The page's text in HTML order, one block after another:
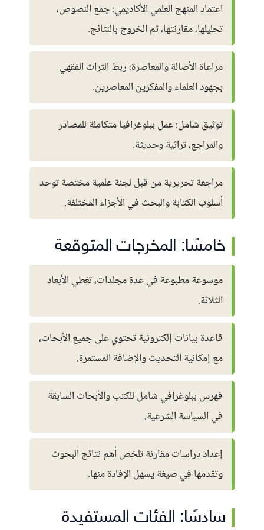
اعتماد المنهج العلمي الأكاديمي: جمع النصوص،
تحليلها، مقارنتها، ثم الخروج بالنتائج.
مراعاة الأصالة والمعاصرة: ربط التراث الفقهي
بجهود العلماء والمفكرين المعاصرين.
توثيق شامل: عمل ببلوغرافيا متكاملة للمصادر
والمراجع، تراثية وحديثة.
مراجعة تحريرية من قبل لجنة علمية مختصة توحد
أسلوب الكتابة والبحث في الأجزاء المختلفة.
خامسًا: المخرجات المتوقعة
موسوعة مطبوعة في عدة مجلدات، تغطي الأبعاد
الثلاثة.
قاعدة بيانات إلكترونية تحتوي على جميع الأبحاث،
مع إمكانية التحديث والإضافة المستمرة.
فهرس ببلوغرافي شامل للكتب والأبحاث السابقة
في السياسة الشرعية.
إعداد دراسات مقارنة تلخص أهم نتائج البحوث
وتقدمها في صيغة يسهل الإفادة منها.
سادسًا: الفئات المستفيدة